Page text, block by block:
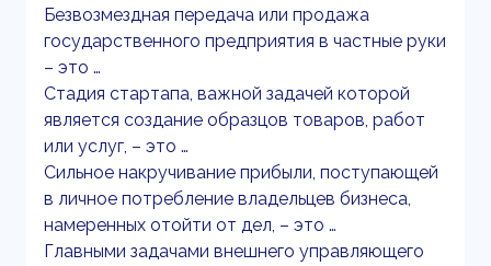
Безвозмездная передача или продажа
государственного предприятия в частные руки
– это …
Стадия стартапа, важной задачей которой
является создание образцов товаров, работ
или услуг, – это …
Сильное накручивание прибыли, поступающей
в личное потребление владельцев бизнеса,
намеренных отойти от дел, – это …
Главными задачами внешнего управляющего